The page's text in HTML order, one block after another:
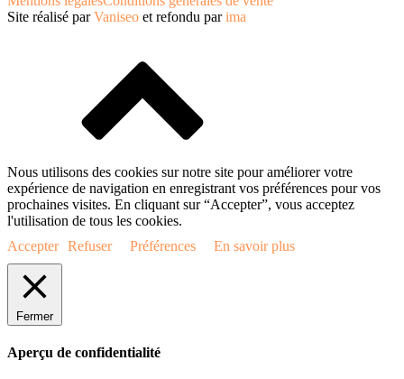
Site réalisé parVaniseo et refondu parima
Nous utilisons des cookies sur notre site pour améliorer votre
expérience de navigation en enregistrant vos préférences pour vos
prochaines visites. En cliquant sur “Accepter”, vous acceptez
l'utilisation de tous les cookies.
Accepter Refuser Préférences En savoir plus
Fermer
Aperçu de confidentialité